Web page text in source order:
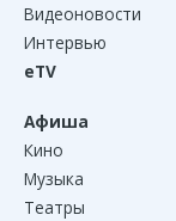
Видеоновости
Интервью
eTV
Афиша
Кино
Музыка
Театры